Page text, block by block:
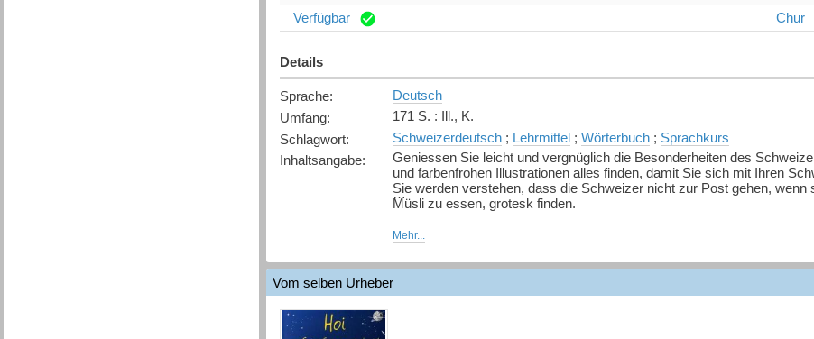
Verfügbar Chur
Details
Sprache:
Deutsch
Umfang:
171 S. : Ill., K.
Schlagwort: Schweizerdeutsch; Lehrmittel; Wörterbuch; Sprachkurs
Inhaltsangabe:
Geniessen Sie leicht und vergnüglich die Besonderheiten des
und farbenfrohen Illustrationen alles finden, damit Sie sich mit Ihren
Sie werden verstehen, dass die Schweizer nicht zur Post gehen,
Müsli zu essen, grotesk finden.
Mit der Autorin (einer hoch qualifizierten und enthusiastischen
können Sie sich schmunzelnd das sprachliche Rüstzeug für den
einen Ueberblick über die Geschichte des Schweizerdeutschen und
Mehr...
Vom selben Urheber